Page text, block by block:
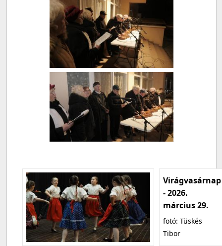
Virágvasárnap
- 2026.
március 29.
fotó: Tüskés
Tibor